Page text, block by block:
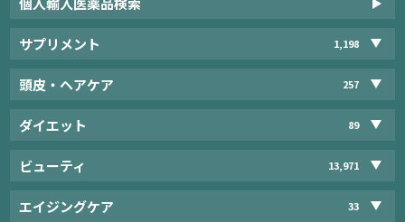
サプリメント 1,198
頭皮・ヘアケア 257
ダイエット 89
ビューティ 13,971
エイジングケア 33